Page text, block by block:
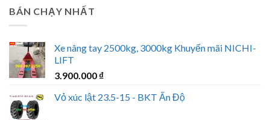
BÁN CHẠY NHẤT
Xe nâng tay 2500kg, 3000kg Khuyến mãi NICHI-
LIFT
3.900.000 ₫
Vỏ xúc lật 23.5-15 - BKT Ấn Độ